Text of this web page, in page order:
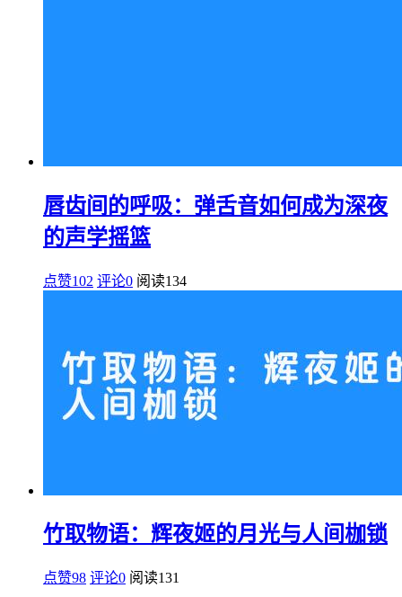
唇齿间的呼吸：弹舌音如何成为深夜
的声学摇篮
点赞102 评论0 阅读134
竹取物语：辉夜姬的月光与人间枷锁
点赞98 评论0 阅读131